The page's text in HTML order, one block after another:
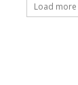
Load more